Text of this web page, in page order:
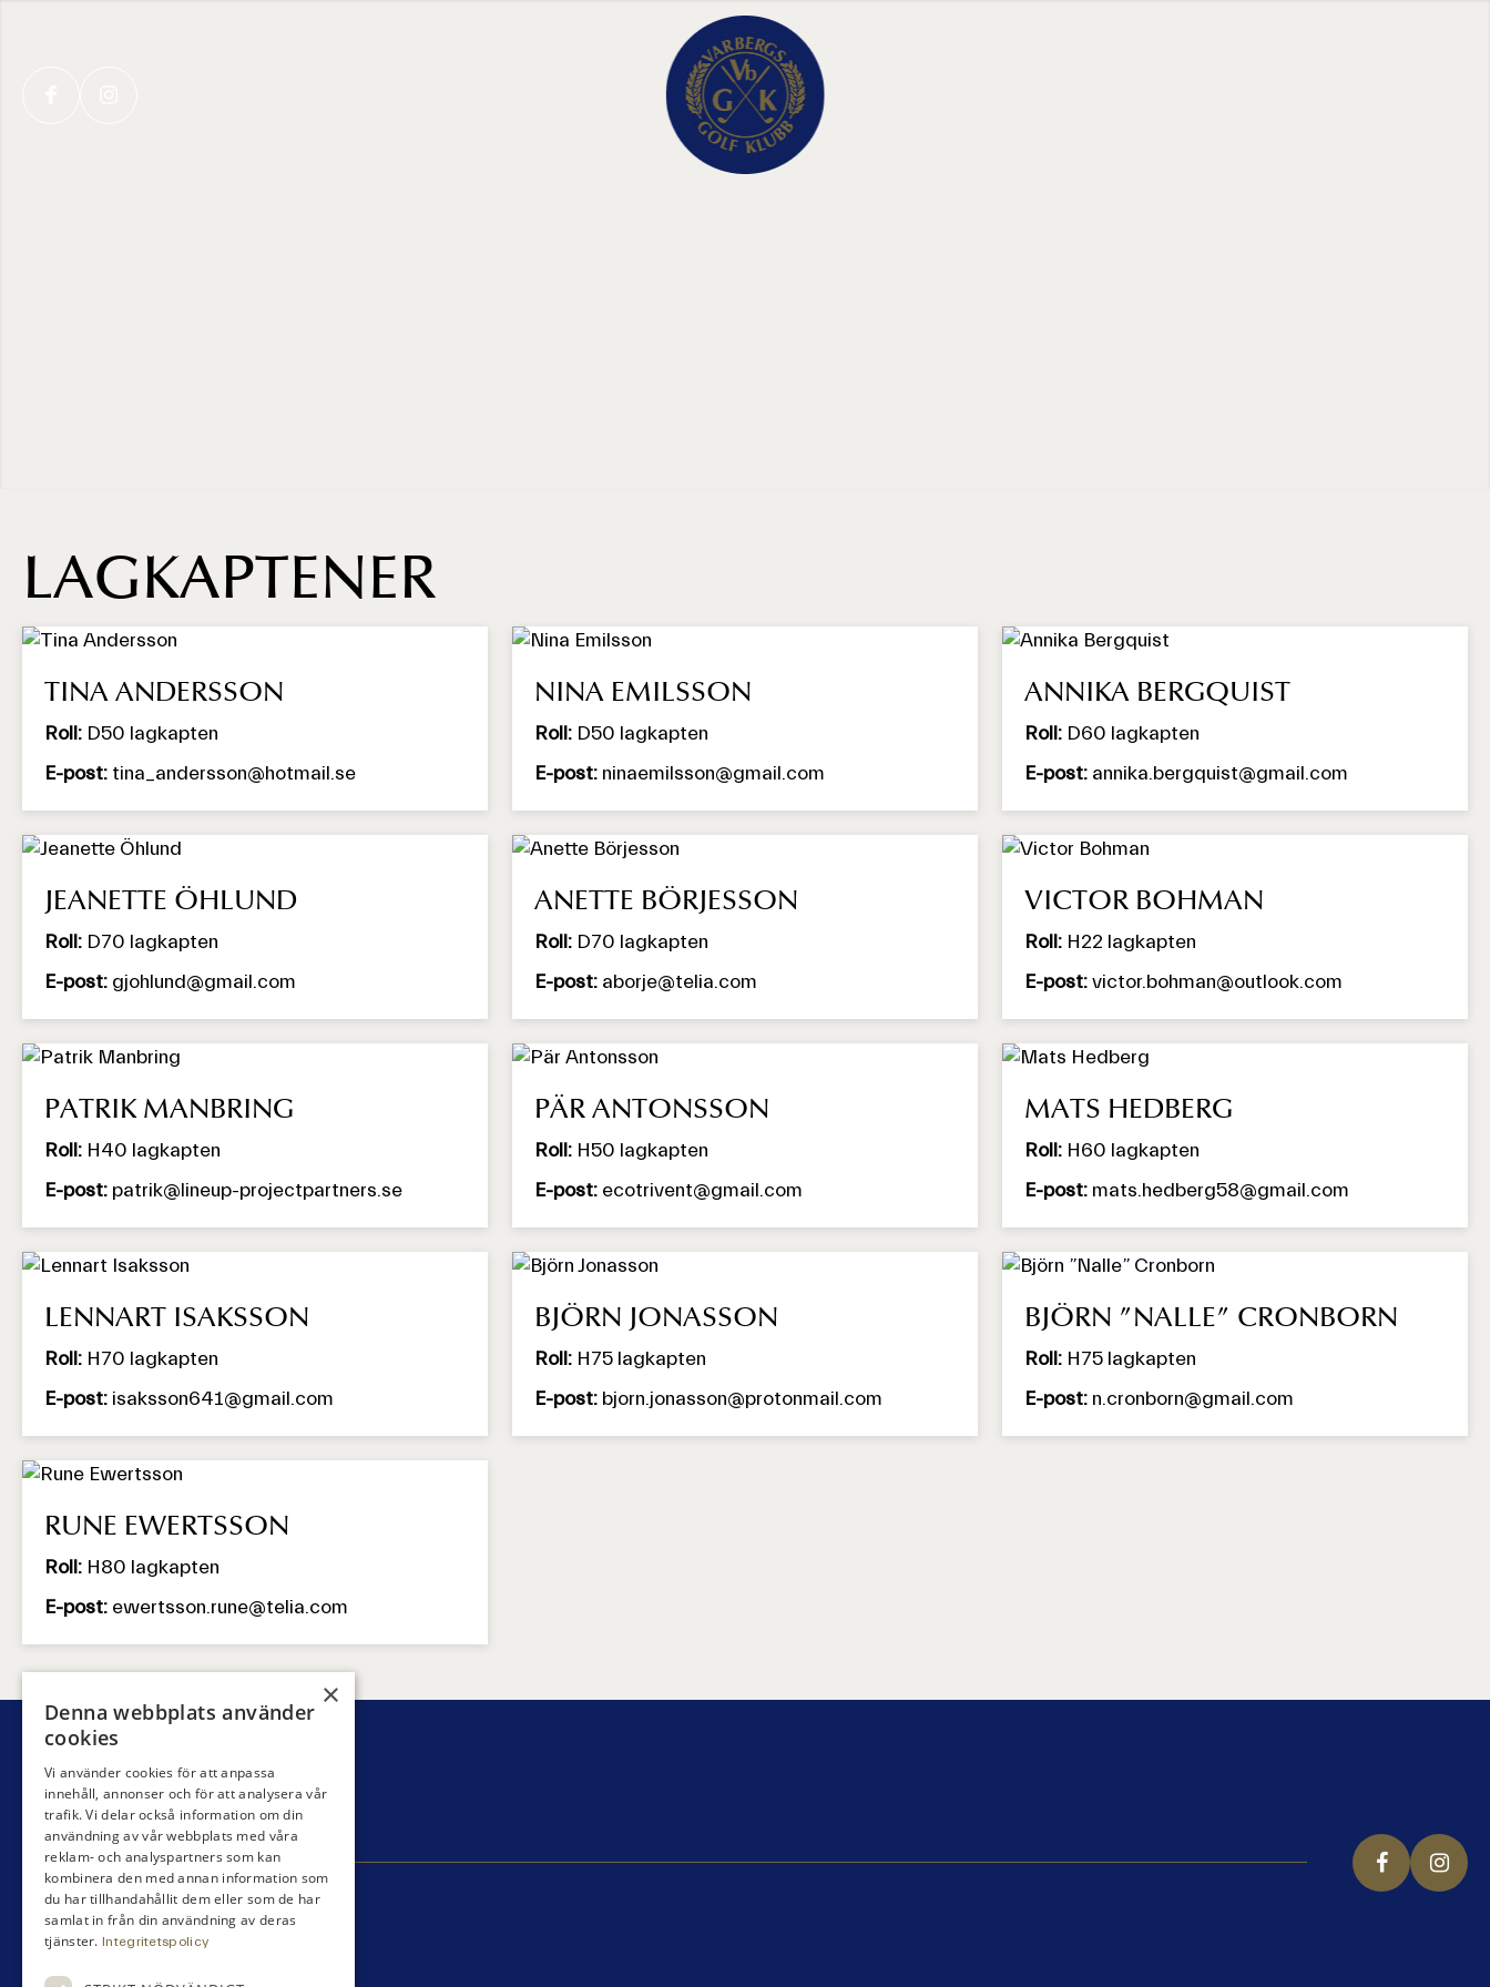
LAGKAPTENER
TINA ANDERSSON
Roll: D50 lagkapten
E-post: tina_andersson@hotmail.se
NINA EMILSSON
Roll: D50 lagkapten
E-post: ninaemilsson@gmail.com
ANNIKA BERGQUIST
Roll: D60 lagkapten
E-post: annika.bergquist@gmail.com
JEANETTE ÖHLUND
Roll: D70 lagkapten
E-post: gjohlund@gmail.com
ANETTE BÖRJESSON
Roll: D70 lagkapten
E-post: aborje@telia.com
VICTOR BOHMAN
Roll: H22 lagkapten
E-post:victor.bohman@outlook.com
PATRIK MANBRING
Roll: H40 lagkapten
E-post: patrik@lineup-projectpartners.se
PÄR ANTONSSON
Roll: H50 lagkapten
E-post: ecotrivent@gmail.com
MATS HEDBERG
Roll: H60 lagkapten
E-post: mats.hedberg58@gmail.com
LENNART ISAKSSON
Roll: H70 lagkapten
E-post: isaksson641@gmail.com
BJÖRN JONASSON
Roll: H75 lagkapten
E-post: bjorn.jonasson@protonmail.com
BJÖRN ”NALLE” CRONBORN
Roll: H75 lagkapten
E-post: n.cronborn@gmail.com
RUNE EWERTSSON
Roll: H80 lagkapten
E-post: ewertsson.rune@telia.com
×
Denna webbplats använder
cookies
Vi använder cookies för att anpassa
innehåll, annonser och för att analysera vår
trafik. Vi delar också information om din
användning av vår webbplats med våra
reklam- och analyspartners som kan
kombinera den med annan information som
du har tillhandahållit dem eller som de har
samlat in från din användning av deras
tjänster. Integritetspolicy